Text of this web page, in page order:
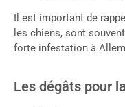
Il est important de
les chiens, sont
forte infestation à
Les dégâts pour